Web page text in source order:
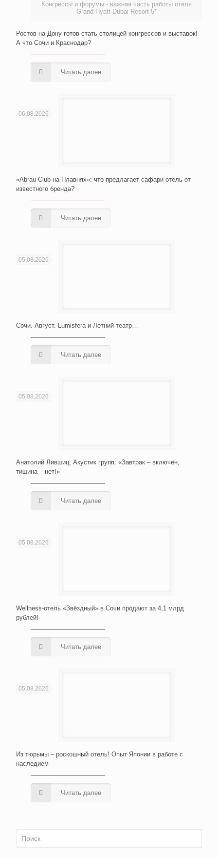
Конгрессы и форумы - важная часть работы отеля
Grand Hyatt Dubai Resort 5*
Ростов-на-Дону готов стать столицей конгрессов и выставок!
А что Сочи и Краснодар?
Читать далее
06.08.2026
«Abrau Club на Плавнях»: что предлагает сафари отель от
известного бренда?
Читать далее
05.08.2026
Сочи. Август. Lumisfera и Летний театр…
Читать далее
05.08.2026
Анатолий Лившиц, Акустик групп: «Завтрак – включён,
тишина – нет!»
Читать далее
05.08.2026
Wellness-отель «Звёздный» в Сочи продают за 4,1 млрд
рублей!
Читать далее
05.08.2026
Из тюрьмы – роскошный отель! Опыт Японии в работе с
наследием
Читать далее